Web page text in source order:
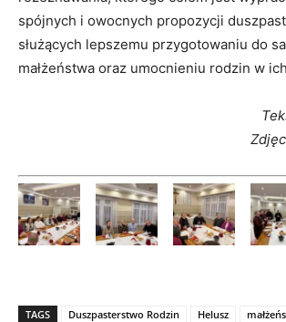
spójnych i owocnych propozycji
służących lepszemu przygotowaniu do
małżeństwa oraz umocnieniu rodzin w
TAGS Duszpasterstwo Rodzin Helusz